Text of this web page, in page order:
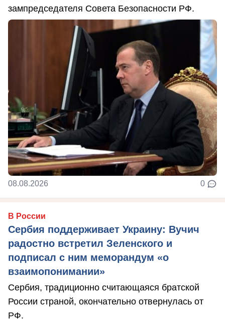
зампредседателя Совета Безопасности РФ.
08.08.2026 0
В России
Сербия поддерживает Украину: Вучич
радостно встретил Зеленского и
подписал с ним меморандум «о
взаимопонимании»
Сербия, традиционно считающаяся братской
России страной, окончательно отвернулась от
РФ.